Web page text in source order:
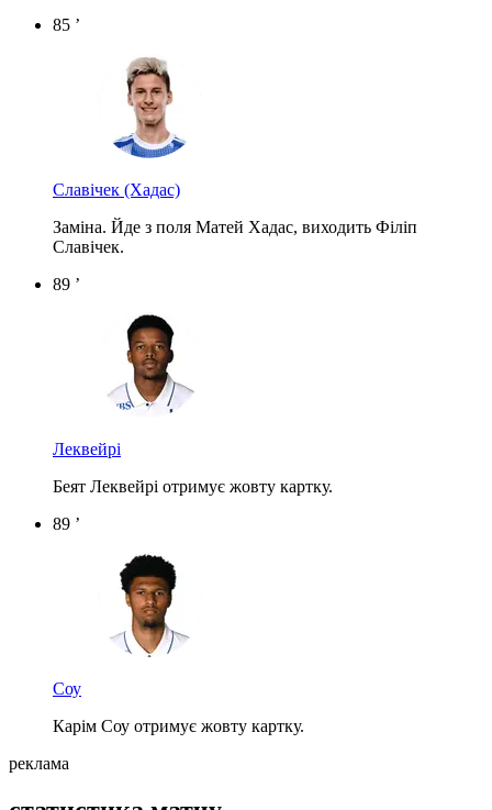
85 ’
Славічек (Хадас)
Заміна. Йде з поля Матей Хадас, виходить Філіп
Славічек.
89 ’
Леквейрі
Беят Леквейрі отримує жовту картку.
89 ’
Соу
Карім Соу отримує жовту картку.
реклама